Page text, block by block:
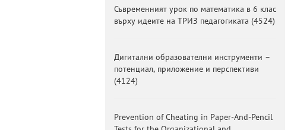
Съвременният урок по математика в 6 клас
върху идеите на ТРИЗ педагогиката (4524)
Дигитални образователни инструменти –
потенциал, приложение и перспективи
(4124)
Prevention of Cheating in Paper-And-Pencil